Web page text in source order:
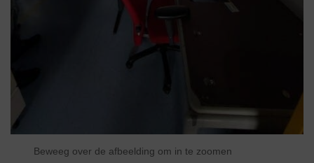
Beweeg over de afbeelding om in te zoomen